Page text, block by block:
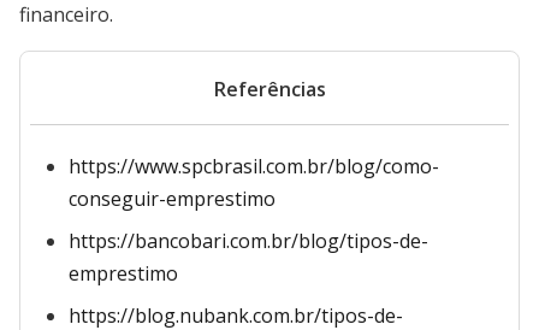
financeiro.
Referências
https://www.spcbrasil.com.br/blog/como-
conseguir-emprestimo
https://bancobari.com.br/blog/tipos-de-
emprestimo
https://blog.nubank.com.br/tipos-de-